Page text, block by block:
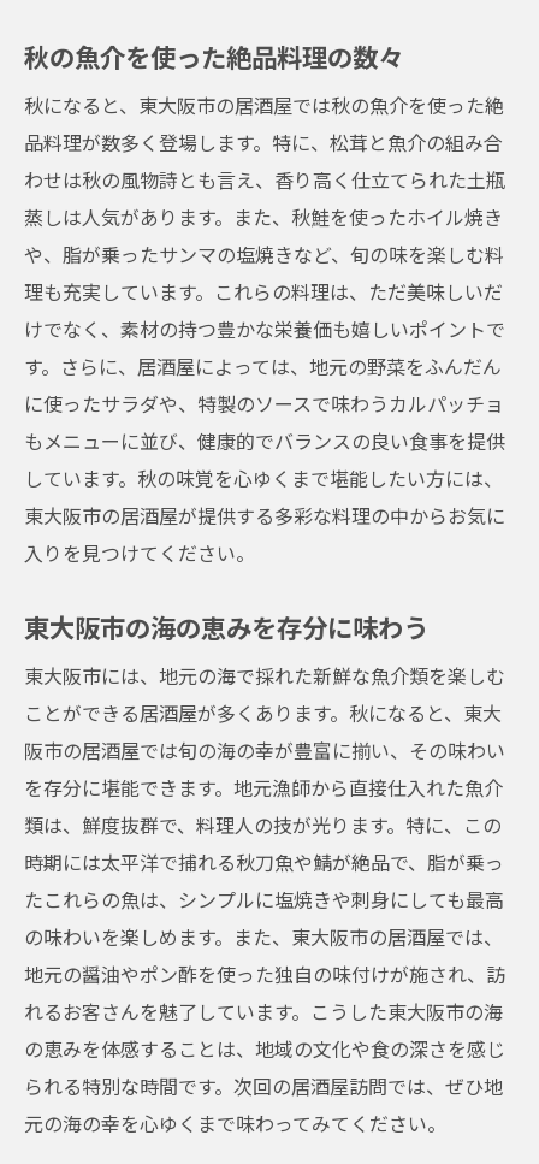
秋の魚介を使った絶品料理の数々
秋になると、東大阪市の居酒屋では秋の魚介を使った絶
品料理が数多く登場します。特に、松茸と魚介の組み合
わせは秋の風物詩とも言え、香り高く仕立てられた土瓶
蒸しは人気があります。また、秋鮭を使ったホイル焼き
や、脂が乗ったサンマの塩焼きなど、旬の味を楽しむ料
理も充実しています。これらの料理は、ただ美味しいだ
けでなく、素材の持つ豊かな栄養価も嬉しいポイントで
す。さらに、居酒屋によっては、地元の野菜をふんだん
に使ったサラダや、特製のソースで味わうカルパッチョ
もメニューに並び、健康的でバランスの良い食事を提供
しています。秋の味覚を心ゆくまで堪能したい方には、
東大阪市の居酒屋が提供する多彩な料理の中からお気に
入りを見つけてください。
東大阪市の海の恵みを存分に味わう
東大阪市には、地元の海で採れた新鮮な魚介類を楽しむ
ことができる居酒屋が多くあります。秋になると、東大
阪市の居酒屋では旬の海の幸が豊富に揃い、その味わい
を存分に堪能できます。地元漁師から直接仕入れた魚介
類は、鮮度抜群で、料理人の技が光ります。特に、この
時期には太平洋で捕れる秋刀魚や鯖が絶品で、脂が乗っ
たこれらの魚は、シンプルに塩焼きや刺身にしても最高
の味わいを楽しめます。また、東大阪市の居酒屋では、
地元の醤油やポン酢を使った独自の味付けが施され、訪
れるお客さんを魅了しています。こうした東大阪市の海
の恵みを体感することは、地域の文化や食の深さを感じ
られる特別な時間です。次回の居酒屋訪問では、ぜひ地
元の海の幸を心ゆくまで味わってみてください。